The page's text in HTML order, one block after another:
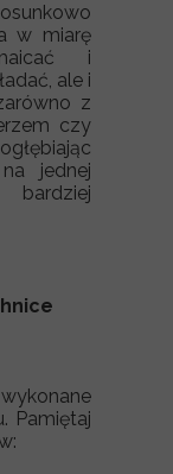
w miarę
i
ale i
z
czy
jednej
bardziej
Pamiętaj